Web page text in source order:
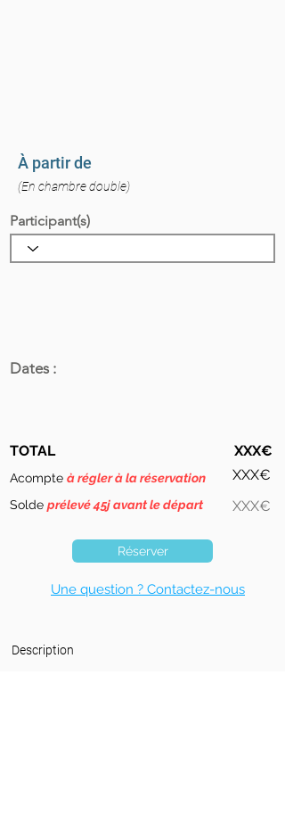
À partir de
(En chambre double)
Participant(s)
Dates :
TOTAL
Acompte à régler à la réservation
Solde prélevé 45j avant le départ
XXX€
XXX€
XXX€
Réserver
Une question ? Contactez-nous
Description